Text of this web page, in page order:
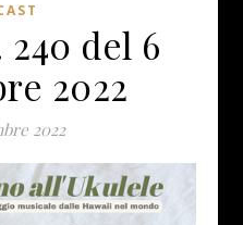
del 6
2022
2022